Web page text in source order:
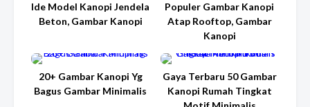
Ide Model Kanopi Jendela
Beton, Gambar Kanopi
Populer Gambar Kanopi
Atap Rooftop, Gambar
Kanopi
20+ Gambar Kanopi Yg
Bagus Gambar Minimalis
Gaya Terbaru 50 Gambar
Kanopi Rumah Tingkat